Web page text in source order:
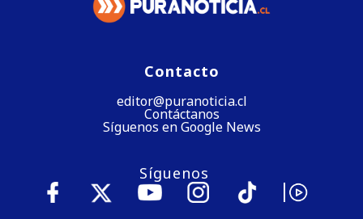
Contacto
editor@puranoticia.cl
Contáctanos
Síguenos en Google News
Síguenos